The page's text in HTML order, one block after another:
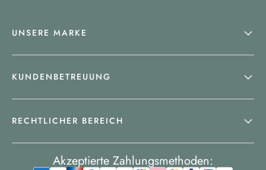
UNSERE MARKE
KUNDENBETREUUNG
RECHTLICHER BEREICH
Akzeptierte Zahlungsmethoden: